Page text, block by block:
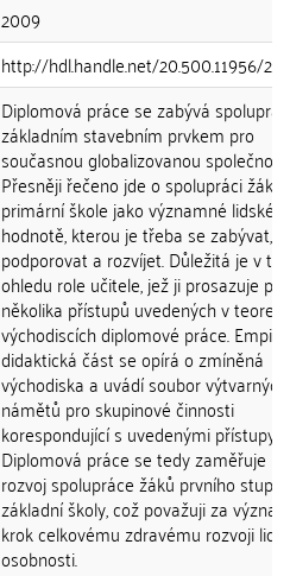
2009
http://hdl.handle.net/20.500.11956/
Diplomová práce se zabývá
základním stavebním prvkem pro
současnou globalizovanou společnost.
Přesněji řečeno jde o spolupráci žáků
primární škole jako významné lidské
hodnotě, kterou je třeba se zabývat,
podporovat a rozvíjet. Důležitá je v
ohledu role učitele, jež ji prosazuje
několika přístupů uvedených v
východiscích diplomové práce.
didaktická část se opírá o zmíněná
východiska a uvádí soubor výtvarných
námětů pro skupinové činnosti
korespondující s uvedenými přístupy.
Diplomová práce se tedy zaměřuje na
rozvoj spolupráce žáků prvního
základní školy, což považuji za
krok celkovému zdravému rozvoji
osobnosti.